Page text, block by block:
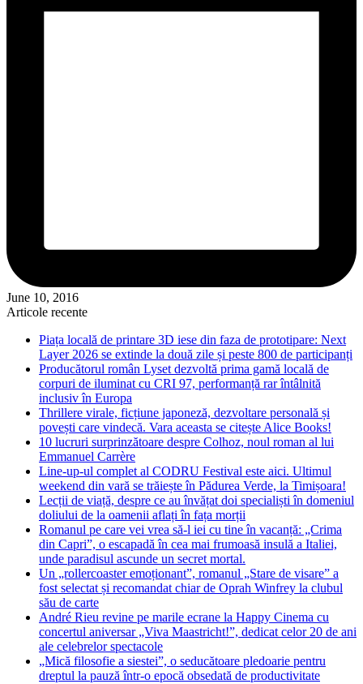
June 10, 2016
Articole recente
Piața locală de printare 3D iese din faza de prototipare: Next
Layer 2026 se extinde la două zile și peste 800 de participanți
Producătorul român Lyset dezvoltă prima gamă locală de
corpuri de iluminat cu CRI 97, performanță rar întâlnită
inclusiv în Europa
Thrillere virale, ficțiune japoneză, dezvoltare personală și
povești care vindecă. Vara aceasta se citește Alice Books!
10 lucruri surprinzătoare despre Colhoz, noul roman al lui
Emmanuel Carrère
Line-up-ul complet al CODRU Festival este aici. Ultimul
weekend din vară se trăiește în Pădurea Verde, la Timișoara!
Lecții de viață, despre ce au învățat doi specialiști în domeniul
doliului de la oamenii aflați în fața morții
Romanul pe care vei vrea să-l iei cu tine în vacanță: „Crima
din Capri”, o escapadă în cea mai frumoasă insulă a Italiei,
unde paradisul ascunde un secret mortal.
Un „rollercoaster emoționant”, romanul „Stare de visare” a
fost selectat și recomandat chiar de Oprah Winfrey la clubul
său de carte
André Rieu revine pe marile ecrane la Happy Cinema cu
concertul aniversar „Viva Maastricht!”, dedicat celor 20 de ani
ale celebrelor spectacole
„Mică filosofie a siestei”, o seducătoare pledoarie pentru
dreptul la pauză într-o epocă obsedată de productivitate